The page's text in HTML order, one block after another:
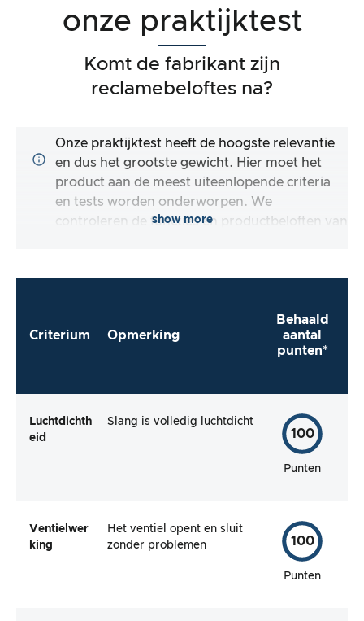
onze praktijktest
Komt de fabrikant zijn
reclamebeloftes na?
Onze praktijktest heeft de hoogste relevantie
en dus het grootste gewicht. Hier moet het
product aan de meest uiteenlopende criteria
en tests worden onderworpen. We
controleren de functies en productbeloften van
show more
Criterium Opmerking
Behaald
aantal
punten*
Luchtdichth
eid
Slang is volledig luchtdicht
100
Punten
Ventielwer
king
Het ventiel opent en sluit
zonder problemen
100
Punten